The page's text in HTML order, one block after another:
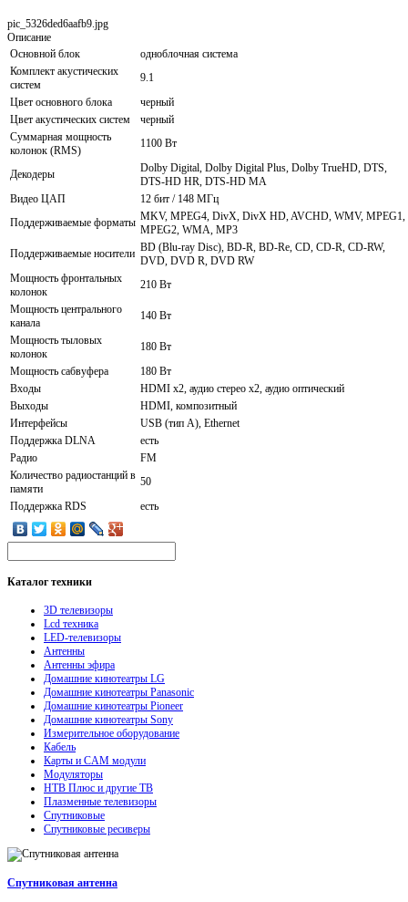
pic_5326ded6aafb9.jpg
Описание
Основной блок
одноблочная система
Комплект акустических
систем
9.1
Цвет основного блока
черный
Цвет акустических систем
черный
Суммарная мощность
колонок (RMS)
1100 Вт
Декодеры
Dolby Digital, Dolby Digital Plus, Dolby TrueHD, DTS,
DTS-HD HR, DTS-HD MA
Видео ЦАП
12 бит / 148 МГц
Поддерживаемые форматы MKV, MPEG4, DivX, DivX HD, AVCHD, WMV, MPEG1,
MPEG2, WMA, MP3
Поддерживаемые носители BD (Blu-ray Disc), BD-R, BD-Re, CD, CD-R, CD-RW,
DVD, DVD R, DVD RW
Мощность фронтальных
колонок
210 Вт
Мощность центрального
канала
140 Вт
Мощность тыловых
колонок
180 Вт
Мощность сабвуфера
180 Вт
Входы
HDMI x2, аудио стерео x2, аудио оптический
Выходы
HDMI, композитный
Интерфейсы
USB (тип A), Ethernet
Поддержка DLNA
есть
Радио
FM
Количество радиостанций в
памяти
50
Поддержка RDS
есть
Каталогтехники
3D телевизоры
Lcd техника
LED-телевизоры
Антенны
Антенны эфира
Домашние кинотеатры LG
Домашние кинотеатры Panasonic
Домашние кинотеатры Pioneer
Домашние кинотеатры Sony
Измерительное оборудование
Кабель
Карты и CAM модули
Модуляторы
НТВ Плюс и другие ТВ
Плазменные телевизоры
Спутниковые
Спутниковые ресиверы
Спутниковая антенна